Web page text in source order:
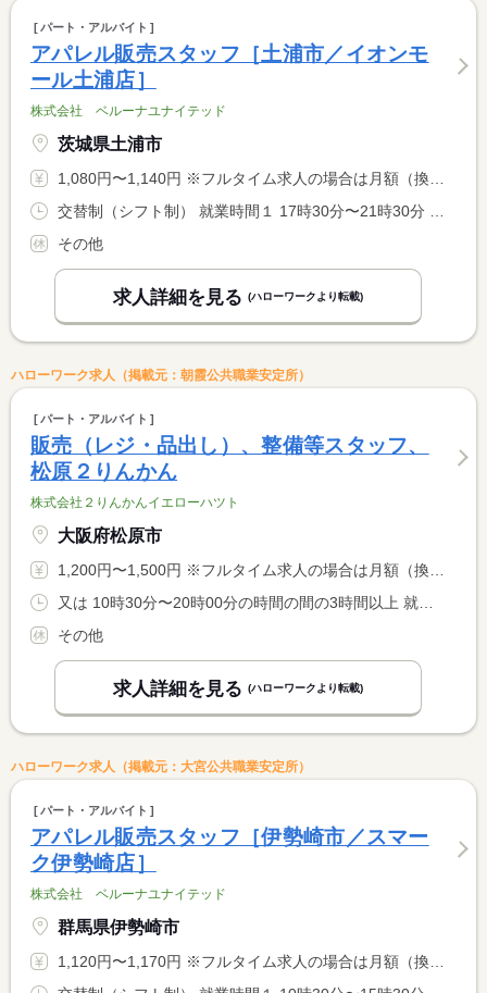
パート・アルバイト
アパレル販売スタッフ［土浦市／イオンモ
ール土浦店］
株式会社 ベルーナユナイテッド
茨城県土浦市
1,080円〜1,140円 ※フルタイム求人の場合は月額（換算額）、パート求人の場合は時間額を表示しています。
その他
求人詳細を見る (ハローワークより転載)
ハローワーク求人（掲載元：朝霞公共職業安定所）
パート・アルバイト
販売（レジ・品出し）、整備等スタッフ、
松原２りんかん
株式会社２りんかんイエローハツト
大阪府松原市
1,200円〜1,500円 ※フルタイム求人の場合は月額（換算額）、パート求人の場合は時間額を表示しています。
その他
求人詳細を見る (ハローワークより転載)
ハローワーク求人（掲載元：大宮公共職業安定所）
パート・アルバイト
アパレル販売スタッフ［伊勢崎市／スマー
ク伊勢崎店］
株式会社 ベルーナユナイテッド
群馬県伊勢崎市
1,120円〜1,170円 ※フルタイム求人の場合は月額（換算額）、パート求人の場合は時間額を表示しています。